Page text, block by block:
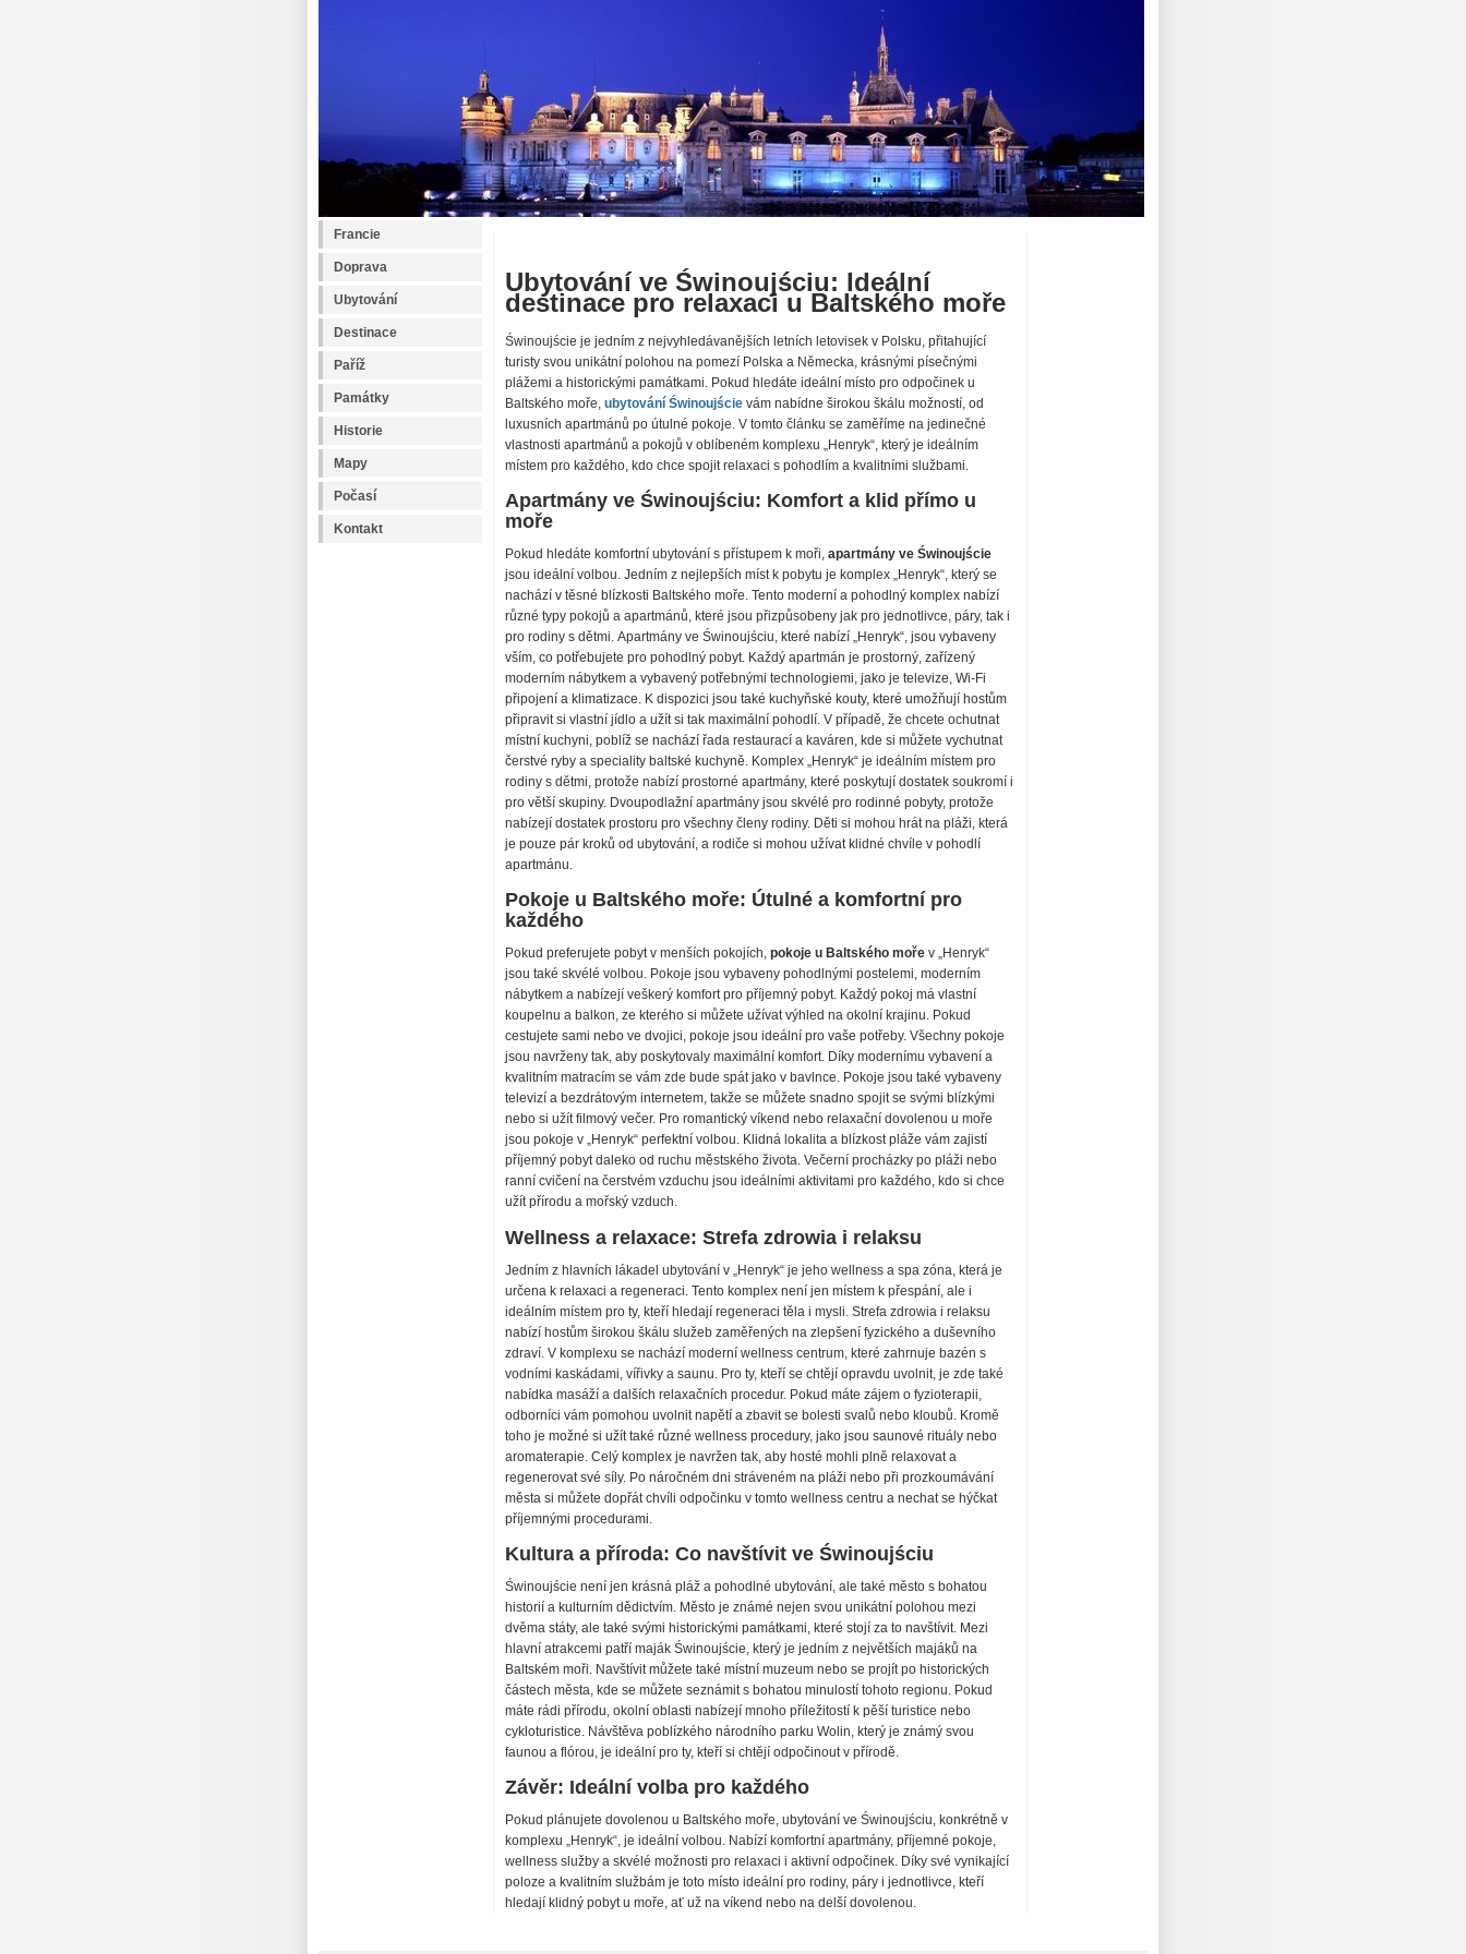
Francie
Doprava
Ubytování
Destinace
Paříž
Památky
Historie
Mapy
Počasí
Kontakt
Ubytování ve Świnoujściu: Ideální
destinace pro relaxaci u Baltského moře
Świnoujście je jedním z nejvyhledávanějších letních letovisek v Polsku, přitahující
turisty svou unikátní polohou na pomezí Polska a Německa, krásnými písečnými
plážemi a historickými památkami. Pokud hledáte ideální místo pro odpočinek u
Baltského moře, ubytování Świnoujście vám nabídne širokou škálu možností, od
luxusních apartmánů po útulné pokoje. V tomto článku se zaměříme na jedinečné
vlastnosti apartmánů a pokojů v oblíbeném komplexu „Henryk“, který je ideálním
místem pro každého, kdo chce spojit relaxaci s pohodlím a kvalitními službami.
Apartmány ve Świnoujściu: Komfort a klid přímo u
moře
Pokud hledáte komfortní ubytování s přístupem k moři, apartmány ve Świnoujście
jsou ideální volbou. Jedním z nejlepších míst k pobytu je komplex „Henryk“, který se
nachází v těsné blízkosti Baltského moře. Tento moderní a pohodlný komplex nabízí
různé typy pokojů a apartmánů, které jsou přizpůsobeny jak pro jednotlivce, páry, tak i
pro rodiny s dětmi. Apartmány ve Świnoujściu, které nabízí „Henryk“, jsou vybaveny
vším, co potřebujete pro pohodlný pobyt. Každý apartmán je prostorný, zařízený
moderním nábytkem a vybavený potřebnými technologiemi, jako je televize, Wi-Fi
připojení a klimatizace. K dispozici jsou také kuchyňské kouty, které umožňují hostům
připravit si vlastní jídlo a užít si tak maximální pohodlí. V případě, že chcete ochutnat
místní kuchyni, poblíž se nachází řada restaurací a kaváren, kde si můžete vychutnat
čerstvé ryby a speciality baltské kuchyně. Komplex „Henryk“ je ideálním místem pro
rodiny s dětmi, protože nabízí prostorné apartmány, které poskytují dostatek soukromí i
pro větší skupiny. Dvoupodlažní apartmány jsou skvélé pro rodinné pobyty, protože
nabízejí dostatek prostoru pro všechny členy rodiny. Děti si mohou hrát na pláži, která
je pouze pár kroků od ubytování, a rodiče si mohou užívat klidné chvíle v pohodlí
apartmánu.
Pokoje u Baltského moře: Útulné a komfortní pro
každého
Pokud preferujete pobyt v menších pokojích, pokoje u Baltského moře v „Henryk“
jsou také skvélé volbou. Pokoje jsou vybaveny pohodlnými postelemi, moderním
nábytkem a nabízejí veškerý komfort pro příjemný pobyt. Každý pokoj má vlastní
koupelnu a balkon, ze kterého si můžete užívat výhled na okolní krajinu. Pokud
cestujete sami nebo ve dvojici, pokoje jsou ideální pro vaše potřeby. Všechny pokoje
jsou navrženy tak, aby poskytovaly maximální komfort. Díky modernímu vybavení a
kvalitním matracím se vám zde bude spát jako v bavlnce. Pokoje jsou také vybaveny
televizí a bezdrátovým internetem, takže se můžete snadno spojit se svými blízkými
nebo si užít filmový večer. Pro romantický víkend nebo relaxační dovolenou u moře
jsou pokoje v „Henryk“ perfektní volbou. Klidná lokalita a blízkost pláže vám zajistí
příjemný pobyt daleko od ruchu městského života. Večerní procházky po pláži nebo
ranní cvičení na čerstvém vzduchu jsou ideálními aktivitami pro každého, kdo si chce
užít přírodu a mořský vzduch.
Wellness a relaxace: Strefa zdrowia i relaksu
Jedním z hlavních lákadel ubytování v „Henryk“ je jeho wellness a spa zóna, která je
určena k relaxaci a regeneraci. Tento komplex není jen místem k přespání, ale i
ideálním místem pro ty, kteří hledají regeneraci těla i mysli. Strefa zdrowia i relaksu
nabízí hostům širokou škálu služeb zaměřených na zlepšení fyzického a duševního
zdraví. V komplexu se nachází moderní wellness centrum, které zahrnuje bazén s
vodními kaskádami, vířivky a saunu. Pro ty, kteří se chtějí opravdu uvolnit, je zde také
nabídka masáží a dalších relaxačních procedur. Pokud máte zájem o fyzioterapii,
odborníci vám pomohou uvolnit napětí a zbavit se bolesti svalů nebo kloubů. Kromě
toho je možné si užít také různé wellness procedury, jako jsou saunové rituály nebo
aromaterapie. Celý komplex je navržen tak, aby hosté mohli plně relaxovat a
regenerovat své síly. Po náročném dni stráveném na pláži nebo při prozkoumávání
města si můžete dopřát chvíli odpočinku v tomto wellness centru a nechat se hýčkat
příjemnými procedurami.
Kultura a příroda: Co navštívit ve Świnoujściu
Świnoujście není jen krásná pláž a pohodlné ubytování, ale také město s bohatou
historií a kulturním dědictvím. Město je známé nejen svou unikátní polohou mezi
dvěma státy, ale také svými historickými památkami, které stojí za to navštívit. Mezi
hlavní atrakcemi patří maják Świnoujście, který je jedním z největších majáků na
Baltském moři. Navštívit můžete také místní muzeum nebo se projít po historických
částech města, kde se můžete seznámit s bohatou minulostí tohoto regionu. Pokud
máte rádi přírodu, okolní oblasti nabízejí mnoho příležitostí k pěší turistice nebo
cykloturistice. Návštěva poblízkého národního parku Wolin, který je známý svou
faunou a flórou, je ideální pro ty, kteří si chtějí odpočinout v přírodě.
Závěr: Ideální volba pro každého
Pokud plánujete dovolenou u Baltského moře, ubytování ve Świnoujściu, konkrétně v
komplexu „Henryk“, je ideální volbou. Nabízí komfortní apartmány, příjemné pokoje,
wellness služby a skvélé možnosti pro relaxaci i aktivní odpočinek. Díky své vynikající
poloze a kvalitním službám je toto místo ideální pro rodiny, páry i jednotlivce, kteří
hledají klidný pobyt u moře, ať už na víkend nebo na delší dovolenou.